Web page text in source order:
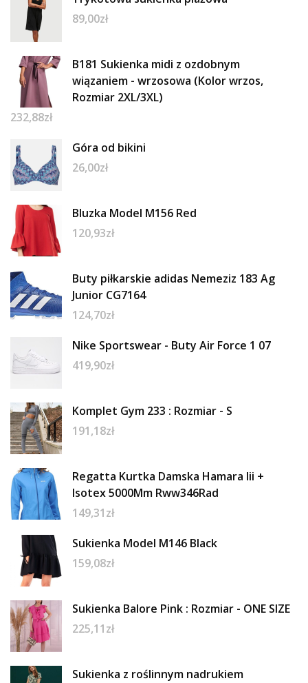
89,00zł
B181 Sukienka midi z ozdobnym
wiązaniem - wrzosowa (Kolor wrzos,
Rozmiar 2XL/3XL)
232,88zł
Góra od bikini
26,00zł
Bluzka Model M156 Red
120,93zł
Buty piłkarskie adidas Nemeziz 183 Ag
Junior CG7164
124,70zł
Nike Sportswear - Buty Air Force 1 07
419,90zł
Komplet Gym 233 : Rozmiar - S
191,18zł
Regatta Kurtka Damska Hamara Iii +
Isotex 5000Mm Rww346Rad
149,31zł
Sukienka Model M146 Black
159,08zł
Sukienka Balore Pink : Rozmiar - ONE SIZE
225,11zł
Sukienka z roślinnym nadrukiem